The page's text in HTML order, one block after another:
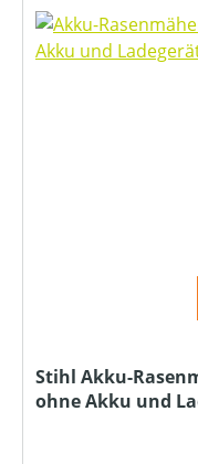
Stihl Akku-
ohne Akku und